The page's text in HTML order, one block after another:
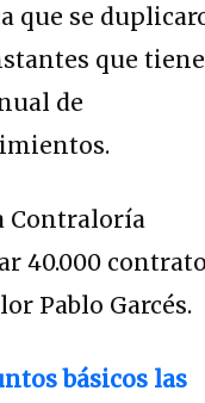
que se
que
de
Contraloría
40.000
Pablo Garcés.
básicos las